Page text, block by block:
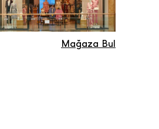
Mağaza Bul